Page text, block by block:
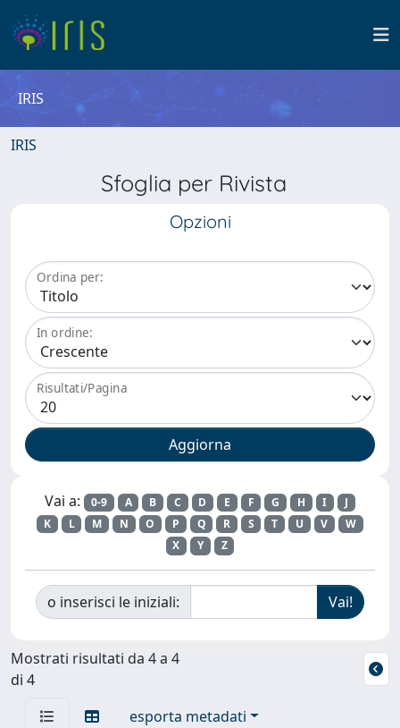
IRIS
IRIS
Sfoglia per Rivista
Opzioni
Ordina per:
In ordine:
Risultati/Pagina
Vai a: 0-9 A B C D E F G H I
J
K
L M N O P Q R S T U V
W
X
Y Z
o inserisci le iniziali:
Mostrati risultati da 4 a 4
di 4
esporta metadati